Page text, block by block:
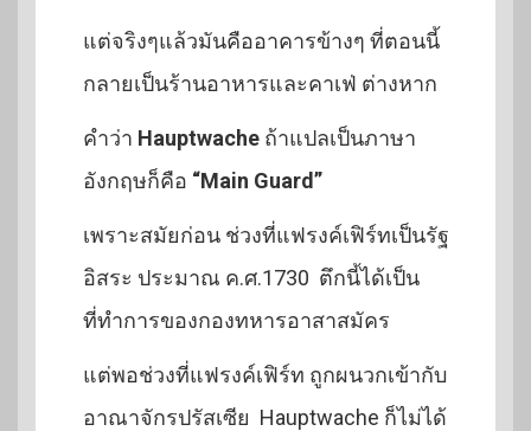
แต่จริงๆแล้วมันคืออาคารข้างๆ ที่ตอนนี้
กลายเป็นร้านอาหารและคาเฟ่ ต่างหาก
คำว่า Hauptwache ถ้าแปลเป็นภาษา
อังกฤษก็คือ “Main Guard”
เพราะสมัยก่อน ช่วงที่แฟรงค์เฟิร์ทเป็นรัฐ
อิสระ ประมาณ ค.ศ.1730 ตึกนี้ได้เป็น
ที่ทำการของกองทหารอาสาสมัคร
แต่พอช่วงที่แฟรงค์เฟิร์ท ถูกผนวกเข้ากับ
อาณาจักรปรัสเซีย Hauptwache ก็ไม่ได้